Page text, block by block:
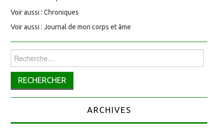
Voir aussi : Chroniques
Voir aussi : Journal de mon corps et âme
Rechercher :
ARCHIVES